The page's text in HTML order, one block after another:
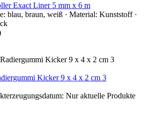
Exact Liner 5 mm x 6 m
blau, braun, weiß · Material: Kunststoff ·
Kicker 9 x 4 x 2 cm 3
Nur aktuelle Produkte